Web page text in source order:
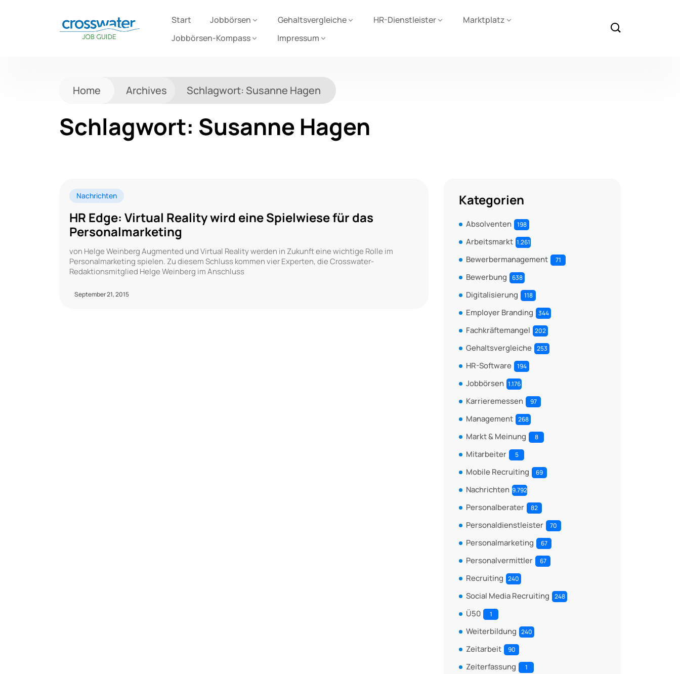
Start Jobbörsen Gehaltsvergleiche HR-Dienstleister
Marktplatz
Jobbörsen-Kompass
Impressum
Home Archives Schlagwort: Susanne Hagen
Schlagwort: Susanne Hagen
Nachrichten
HR Edge: Virtual Reality wird eine Spielwiese für das
Personalmarketing
von Helge Weinberg Augmented und Virtual Reality werden in Zukunft eine wichtige Rolle im
Personalmarketing spielen. Zu diesem Schluss kommen vier Experten, die Crosswater-
Redaktionsmitglied Helge Weinberg im Anschluss
September 21, 2015
Kategorien
Absolventen 198
Arbeitsmarkt 1.261
Bewerbermanagement 71
Bewerbung 638
Digitalisierung 118
Employer Branding 344
Fachkräftemangel 202
Gehaltsvergleiche 253
HR-Software 194
Jobbörsen 1.176
Karrieremessen 97
Management 268
Markt & Meinung 8
Mitarbeiter 5
Mobile Recruiting 69
Nachrichten 9.792
Personalberater 82
Personaldienstleister 70
Personalmarketing 67
Personalvermittler 67
Recruiting 240
Social Media Recruiting 248
Ü50 1
Weiterbildung 240
Zeitarbeit 90
Zeiterfassung 1